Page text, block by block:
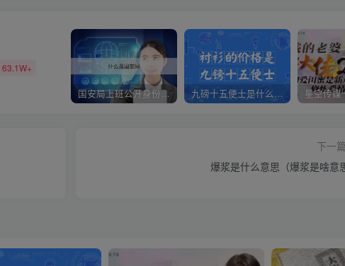
63.1W+
国安局上班公开身份是什么（国安身份对家人保密吗） 九磅十五便士是什么意思（九磅十五便士是什么梗）
下一
爆浆是什么意思（爆浆是啥意